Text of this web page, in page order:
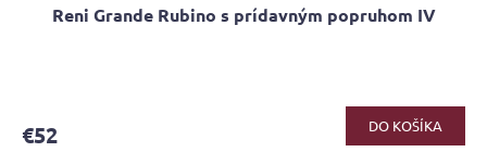
Reni Grande Rubino s prídavným popruhom IV
€52 DO KOŠÍKA